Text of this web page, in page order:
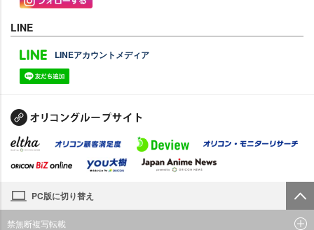
LINE
LINEアカウントメディア
PC版に切り替え
禁無断複写転載